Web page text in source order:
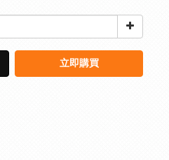
立即購買